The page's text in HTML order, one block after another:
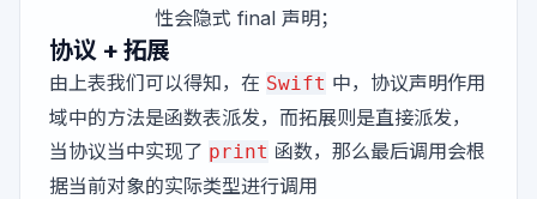
性会隐式 final 声明；
协议 + 拓展
由上表我们可以得知，在 Swift 中，协议声明作用
域中的方法是函数表派发，而拓展则是直接派发，
当协议当中实现了 print 函数，那么最后调用会根
据当前对象的实际类型进行调用